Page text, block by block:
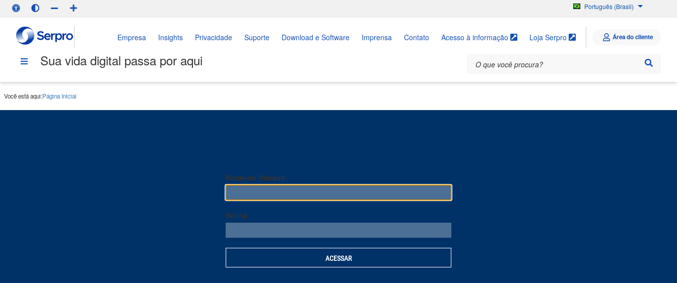
Português (Brasil)
Empresa Insights Privacidade Suporte Download e Software Imprensa Contato Acesso à informação Loja Serpro Área do cliente
Sua vida digital passa por aqui
Você está aqui:Página Inicial
Nome do Usuário
Senha